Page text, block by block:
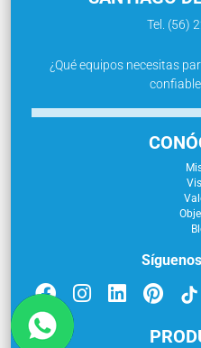
Tel. (56)
¿Qué equipos necesitas